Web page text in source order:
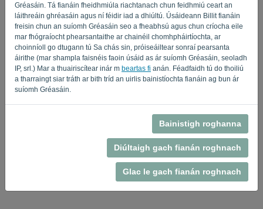
Gréasáin. Tá fianáin fheidhmiúla riachtanach chun feidhmiú ceart an
láithreáin ghréasáin agus ní féidir iad a dhiúltú. Úsáideann Billit fianáin
freisin chun an suíomh Gréasáin seo a fheabhsú agus chun críocha eile
mar fhógraíocht phearsantaithe ar chainéil chomhpháirtíochta, ar
choinníoll go dtugann tú Sa chás sin, próiseáiltear sonraí pearsanta
áirithe (mar shampla faisnéis faoin úsáid as ár suíomh Gréasáin, seoladh
IP, srl.) Mar a thuairiscítear inár m beartas fi anán. Féadfaidh tú do thoiliú
a tharraingt siar tráth ar bith tríd an uirlis bainistíochta fianáin ag bun ár
suíomh Gréasáin.
Bainistigh roghanna
Diúltaigh gach fianán roghnach
Glac le gach fianán roghnach
SEOL NASC
Ar ais go logáil isteach
Privacy Policy -Terms of Service.